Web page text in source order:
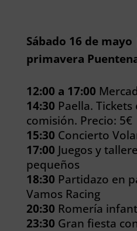
Sábado 16 de
primavera
12:00 a 17:00
14:30 Paella.
comisión. Precio: 5€
15:30 Concierto
17:00 Juegos y
pequeños
18:30 Partidazo en
Vamos Racing
20:30 Romería
23:30 Gran fiesta